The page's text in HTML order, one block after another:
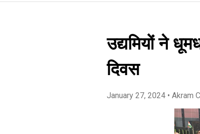
उद्यमियों ने
दिवस
January 27, 2024 • Akram